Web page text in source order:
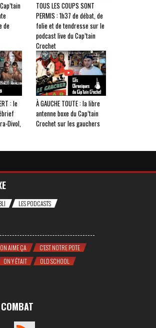
de
TOUS LES COUPS SONT
PERMIS : 1h37 de débat, de
folie et de tendresse sur le
podcast live du Cap’tain
Crochet
: le
Divol,
À GAUCHE TOUTE : la libre
antenne boxe du Cap’tain
Crochet sur les gauchers
LES PODCASTS
ON AIME ÇA
C'EST NOTRE POTE
ON Y ÉTAIT
OLD SCHOOL